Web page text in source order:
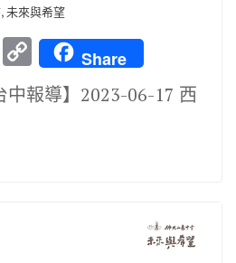
,未來與希望
T C
o
p
Share
中報導】2023-06-17 西